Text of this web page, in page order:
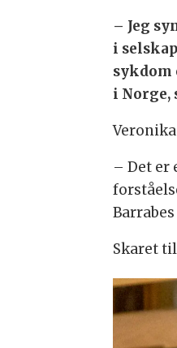
– Jeg
i
sykdom
i Norge,
– Det er
Skaret